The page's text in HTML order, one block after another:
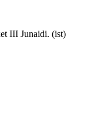
III Junaidi. (ist)